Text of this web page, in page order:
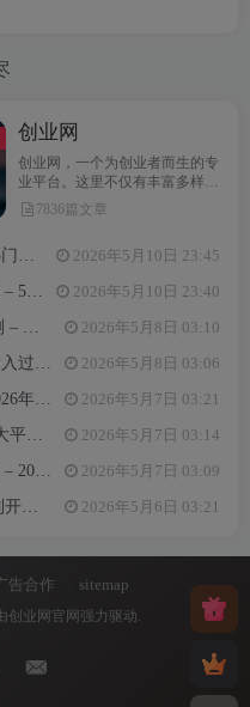
创业网
创业网，一个为创业者而生的专
业平台。这里不仅有丰富多样的
创业项目，还提供最新的创业资
讯和实用的创业指导。无论你是
富的创业达人，创业网都能为你
梦想。
7836篇文章
比 2026年5月10日 23:45
攻略 2026年5月10日 23:40
析 2026年5月8日 03:10
坑要点 2026年5月8日 03:06
坑手册 2026年5月7日 03:21
建议 2026年5月7日 03:14
荐平台 2026年5月7日 03:09
品类 2026年5月6日 03:21
告合作 sitemap
创业网官网 强力驱动.